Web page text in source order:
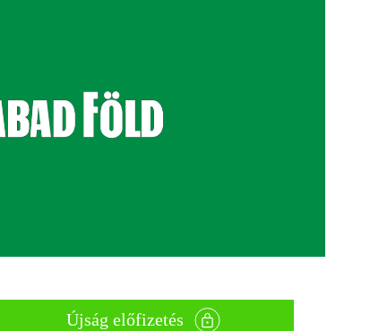
Újság előfizetés